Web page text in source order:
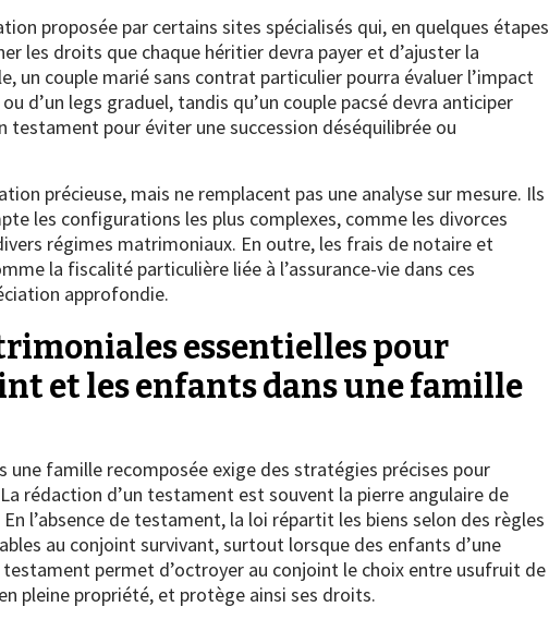
proposée par certains sites spécialisés qui, en quelques étapes
les droits que chaque héritier devra payer et d’ajuster la
un couple marié sans contrat particulier pourra évaluer l’impact
d’un legs graduel, tandis qu’un couple pacsé devra anticiper
testament pour éviter une succession déséquilibrée ou
précieuse, mais ne remplacent pas une analyse sur mesure. Ils
les configurations les plus complexes, comme les divorces
régimes matrimoniaux. En outre, les frais de notaire et
la fiscalité particulière liée à l’assurance-vie dans ces
approfondie.
essentielles pour
et les enfants dans une famille
une famille recomposée exige des stratégies précises pour
rédaction d’un testament est souvent la pierre angulaire de
l’absence de testament, la loi répartit les biens selon des règles
au conjoint survivant, surtout lorsque des enfants d’une
permet d’octroyer au conjoint le choix entre usufruit de
pleine propriété, et protège ainsi ses droits.